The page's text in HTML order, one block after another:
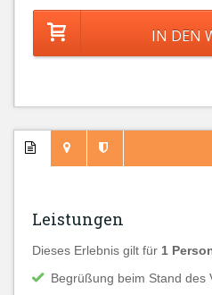
Leistungen
Dieses Erlebnis gilt für 1
Begrüßung beim Stand des